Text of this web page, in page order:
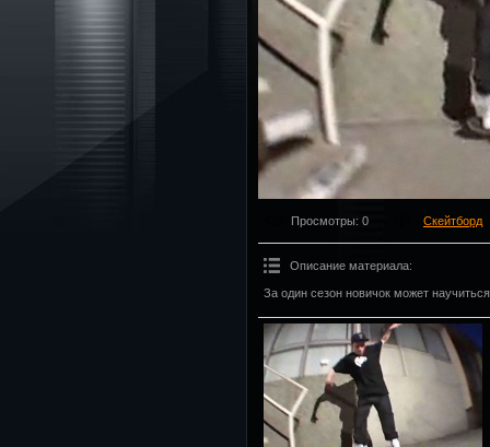
Просмотры: 0 Скейтборд
Описание материала:
За один сезон новичок может